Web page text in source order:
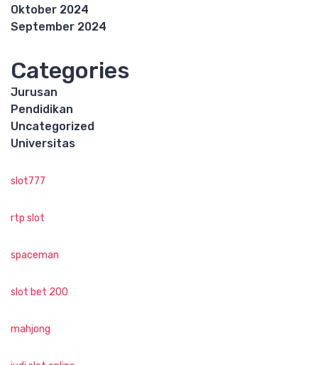
Oktober 2024
September 2024
Categories
Jurusan
Pendidikan
Uncategorized
Universitas
slot777
rtp slot
spaceman
slot bet 200
mahjong